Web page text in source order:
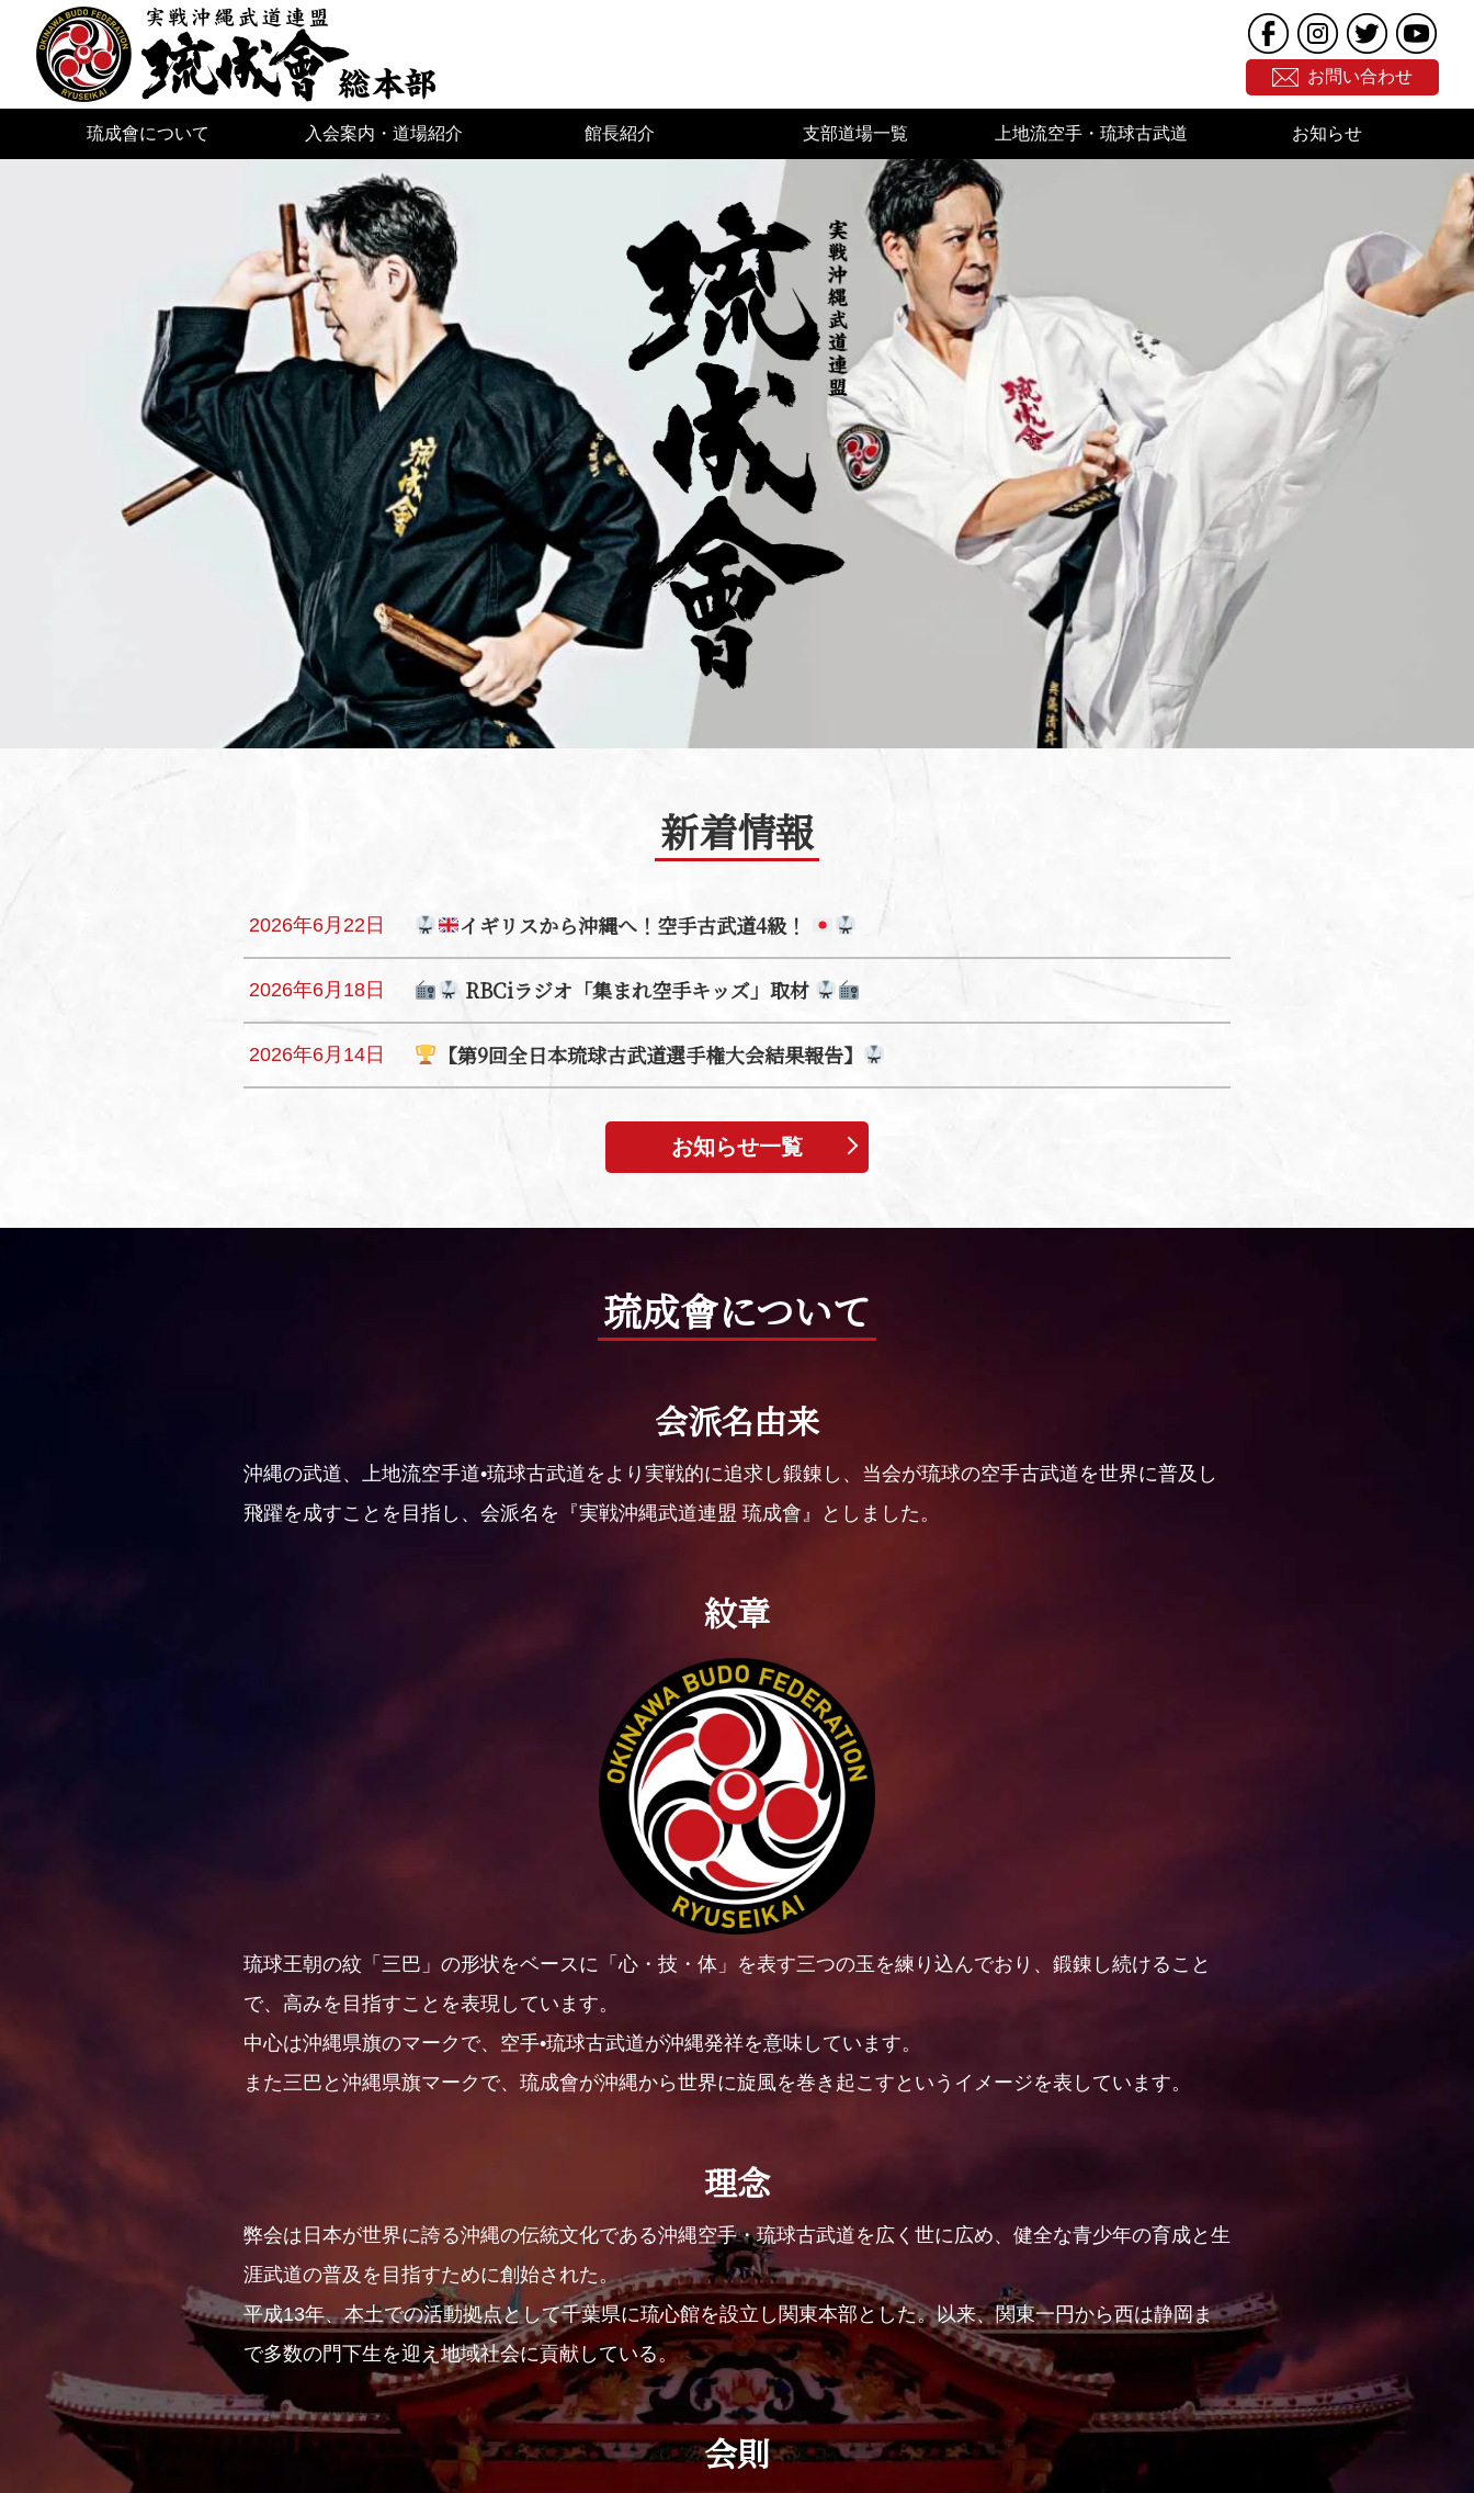
お問い合わせ
琉成會について 入会案内・道場紹介 館長紹介 支部道場一覧 上地流空手・琉球古武道 お知らせ
新着情報
2026年6月22日 イギリスから沖縄へ！空手古武道4級！
2026年6月18日 RBCiラジオ「集まれ空手キッズ」取材
2026年6月14日 【第9回全日本琉球古武道選手権大会結果報告】
お知らせ一覧
琉成會について
会派名由来
沖縄の武道、上地流空手道•琉球古武道をより実戦的に追求し鍛錬し、当会が琉球の空手古武道を世界に普及し
飛躍を成すことを目指し、会派名を『実戦沖縄武道連盟 琉成會』としました。
紋章
琉球王朝の紋「三巴」の形状をベースに「心・技・体」を表す三つの玉を練り込んでおり、鍛錬し続けること
で、高みを目指すことを表現しています。
中心は沖縄県旗のマークで、空手•琉球古武道が沖縄発祥を意味しています。
また三巴と沖縄県旗マークで、琉成會が沖縄から世界に旋風を巻き起こすというイメージを表しています。
理念
弊会は日本が世界に誇る沖縄の伝統文化である沖縄空手・琉球古武道を広く世に広め、健全な青少年の育成と生
涯武道の普及を目指すために創始された。
平成13年、本土での活動拠点として千葉県に琉心館を設立し関東本部とした。以来、関東一円から西は静岡ま
で多数の門下生を迎え地域社会に貢献している。
会則